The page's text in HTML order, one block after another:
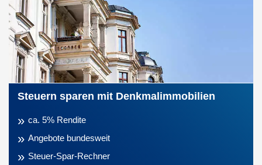
Steuern sparen mit Denkmalimmobilien
ca. 5% Rendite
Angebote bundesweit
Steuer-Spar-Rechner